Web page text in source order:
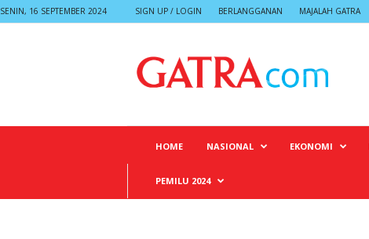
SENIN, 16 SEPTEMBER 2024 SIGN UP / LOGIN BERLANGGANAN MAJALAH GATRA
HOME NASIONAL EKONOMI
PEMILU 2024